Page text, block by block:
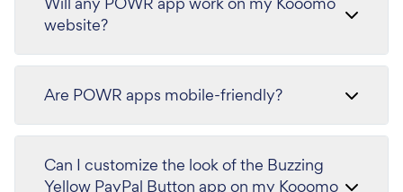
website?
Are POWR apps mobile-friendly?
Can I customize the look of the Buzzing
Yellow PayPal Button app on my Kooomo